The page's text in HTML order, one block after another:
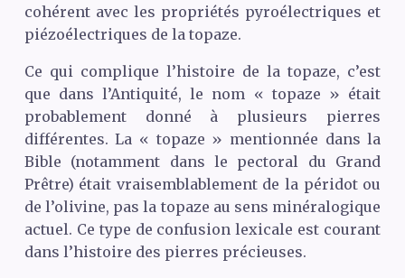
cohérent avec les propriétés pyroélectriques et
piézoélectriques de la topaze.
Ce qui complique l’histoire de la topaze, c’est
que dans l’Antiquité, le nom « topaze » était
probablement donné à plusieurs pierres
différentes. La « topaze » mentionnée dans la
Bible (notamment dans le pectoral du Grand
Prêtre) était vraisemblablement de la péridot ou
de l’olivine, pas la topaze au sens minéralogique
actuel. Ce type de confusion lexicale est courant
dans l’histoire des pierres précieuses.